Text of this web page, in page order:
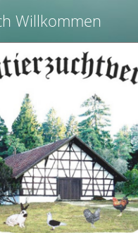
Willkommen
im Schafhaus